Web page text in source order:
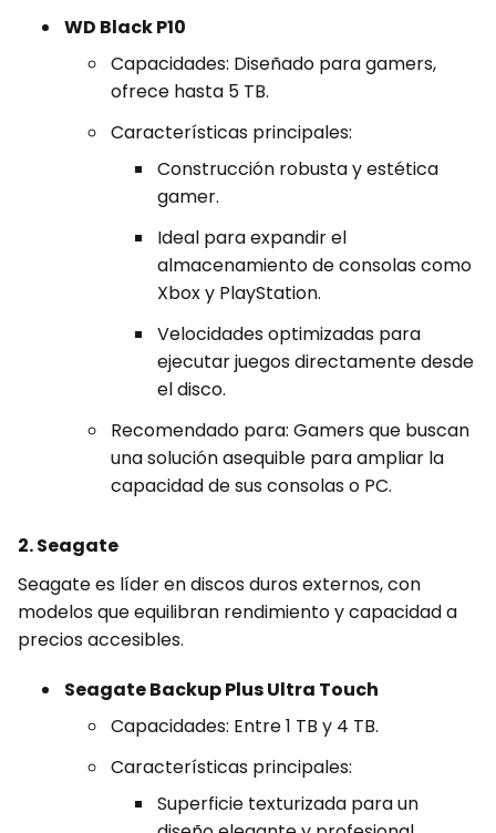
WD Black P10
Capacidades: Diseñado para gamers,
ofrece hasta 5 TB.
Características principales:
Construcción robusta y estética
gamer.
Ideal para expandir el
almacenamiento de consolas como
Xbox y PlayStation.
Velocidades optimizadas para
ejecutar juegos directamente desde
el disco.
Recomendado para: Gamers que buscan
una solución asequible para ampliar la
capacidad de sus consolas o PC.
2. Seagate
Seagate es líder en discos duros externos, con
modelos que equilibran rendimiento y capacidad a
precios accesibles.
Seagate Backup Plus Ultra Touch
Capacidades: Entre 1 TB y 4 TB.
Características principales:
Superficie texturizada para un